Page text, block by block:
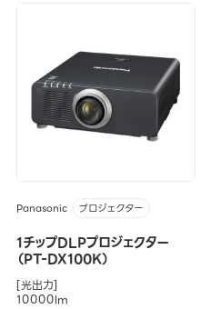
Panasonic プロジェクター
1チップDLPプロジェクター
（PT-DX100K）
[光出力]
10000lm